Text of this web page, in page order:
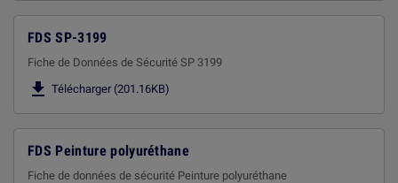
FDS SP-3199
Fiche de Données de Sécurité SP 3199
 Télécharger (201.16KB)
FDS Peinture polyuréthane
Fiche de données de sécurité Peinture polyuréthane